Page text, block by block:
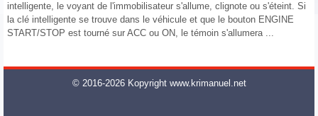
intelligente, le voyant de l'immobilisateur s'allume, clignote ou s'éteint. Si
la clé intelligente se trouve dans le véhicule et que le bouton ENGINE
START/STOP est tourné sur ACC ou ON, le témoin s'allumera ...
© 2016-2026 Kopyright www.krimanuel.net